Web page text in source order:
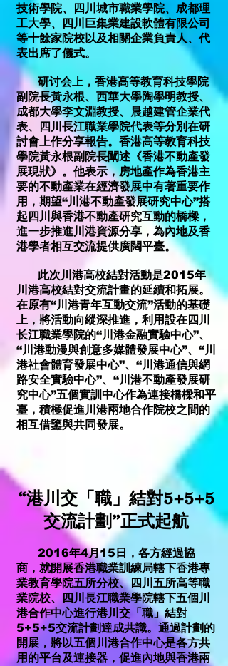
技術學院、四川城市職業學院、成都理
工大學、四川巨集業建設軟體有限公司
等十餘家院校以及相關企業負責人、代
表出席了儀式。
研讨会上，香港高等教育科技學院
副院長黃永根、西華大學陶學明教授、
成都大學李文淵教授、晨越建管企業代
表、四川長江職業學院代表等分別在研
討會上作分享報告。香港高等教育科技
學院黃永根副院長闡述《香港不動產發
展現狀》。他表示，房地產作為香港主
要的不動產業在經濟發展中有著重要作
用，期望“川港不動產發展研究中心”搭
起四川與香港不動產研究互動的橋樑，
進一步推進川港資源分享，為內地及香
港學者相互交流提供廣闊平臺。
此次川港高校結對活動是2015年
川港高校結對交流計畫的延續和拓展。
在原有“川港青年互動交流”活動的基礎
上，將活動向縱深推進，利用設在四川
长江職業學院的“川港金融實驗中心”、
“川港動漫與創意多媒體發展中心”、“川
港社會體育發展中心”、“川港通信與網
路安全實驗中心”、“川港不動產發展研
究中心”五個實訓中心作為連接橋樑和平
臺，積極促進川港兩地合作院校之間的
相互借鑒與共同發展。
“港川交「職」結對5+5+5
交流計劃”正式起航
2016年4月15日，各方經過協
商，就開展香港職業訓練局轄下香港專
業教育學院五所分校、四川五所高等職
業院校、四川長江職業學院轄下五個川
港合作中心進行港川交「職」結對
5+5+5交流計劃達成共識。通過計劃的
開展，將以五個川港合作中心是各方共
用的平台及連接器，促進內地與香港兩